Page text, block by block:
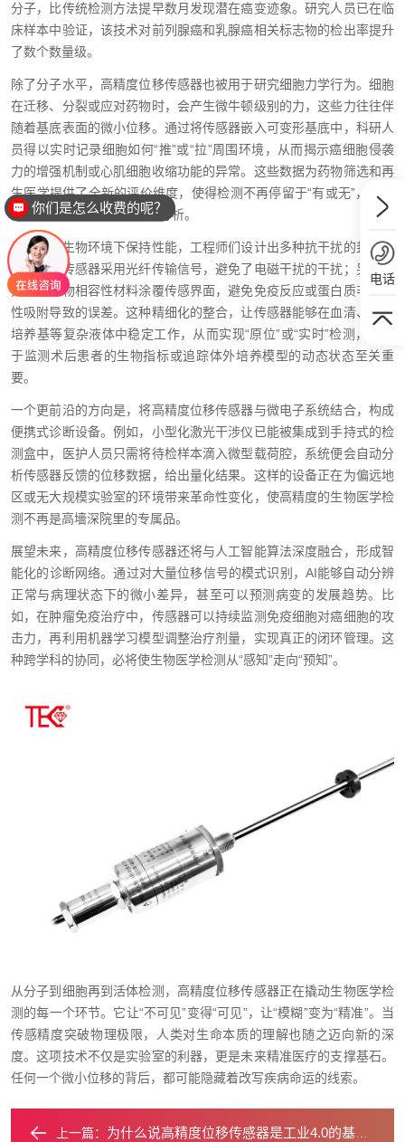
分子，比传统检测方法提早数月发现潜在癌变迹象。研究人员已在临
床样本中验证，该技术对前列腺癌和乳腺癌相关标志物的检出率提升
了数个数量级。
除了分子水平，高精度位移传感器也被用于研究细胞力学行为。细胞
在迁移、分裂或应对药物时，会产生微牛顿级别的力，这些力往往伴
随着基底表面的微小位移。通过将传感器嵌入可变形基底中，科研人
员得以实时记录细胞如何“推”或“拉”周围环境，从而揭示癌细胞侵袭
力的增强机制或心肌细胞收缩功能的异常。这些数据为药物筛选和再
生医学提供了全新的评价维度，使得检测不再停留于“有或无”，而是
深入到“多强或多弱”的量化分析。
为了在高生物环境下保持性能，工程师们设计出多种抗干扰的封装方
案。一些传感器采用光纤传输信号，避免了电磁干扰的干扰；另一些
则使用生物相容性材料涂覆传感界面，避免免疫反应或蛋白质非特异
性吸附导致的误差。这种精细化的整合，让传感器能够在血清、细胞
培养基等复杂液体中稳定工作，从而实现“原位”或“实时”检测，这对
于监测术后患者的生物指标或追踪体外培养模型的动态状态至关重
要。
一个更前沿的方向是，将高精度位移传感器与微电子系统结合，构成
便携式诊断设备。例如，小型化激光干涉仪已能被集成到手持式的检
测盒中，医护人员只需将待检样本滴入微型载荷腔，系统便会自动分
析传感器反馈的位移数据，给出量化结果。这样的设备正在为偏远地
区或无大规模实验室的环境带来革命性变化，使高精度的生物医学检
测不再是高墻深院里的专属品。
展望未来，高精度位移传感器还将与人工智能算法深度融合，形成智
能化的诊断网络。通过对大量位移信号的模式识别，AI能够自动分辨
正常与病理状态下的微小差异，甚至可以预测病变的发展趋势。比
如，在肿瘤免疫治疗中，传感器可以持续监测免疫细胞对癌细胞的攻
击力，再利用机器学习模型调整治疗剂量，实现真正的闭环管理。这
种跨学科的协同，必将使生物医学检测从“感知”走向“预知”。
从分子到细胞再到活体检测，高精度位移传感器正在撬动生物医学检
测的每一个环节。它让“不可见”变得“可见”，让“模糊”变为“精准”。当
传感精度突破物理极限，人类对生命本质的理解也随之迈向新的深
度。这项技术不仅是实验室的利器，更是未来精准医疗的支撑基石。
任何一个微小位移的背后，都可能隐藏着改写疾病命运的线索。
上一篇： 为什么说高精度位移传感器是工业4.0的基石？
电话
你们是怎么收费的呢？